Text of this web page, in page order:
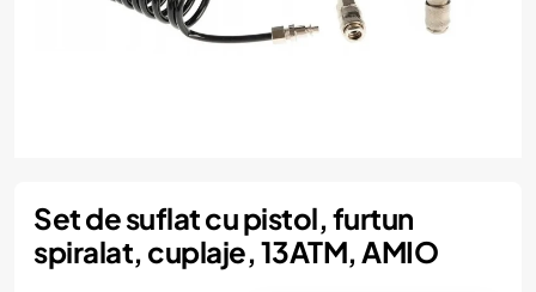
Momentan indisponibil
Set de suflat cu pistol, furtun
spiralat, cuplaje, 13ATM, AMIO